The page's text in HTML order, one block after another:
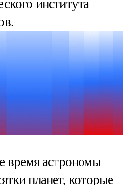
института
время астрономы
планет, которые